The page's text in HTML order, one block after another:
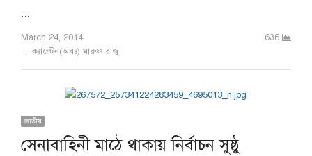
…
March 24, 2014
Author
ক্যাপ্টেন(অবঃ) মারুফ রাজু
636
জাতীয়
সেনাবাহিনী মাঠে থাকায় নির্বাচন সুষ্ঠু